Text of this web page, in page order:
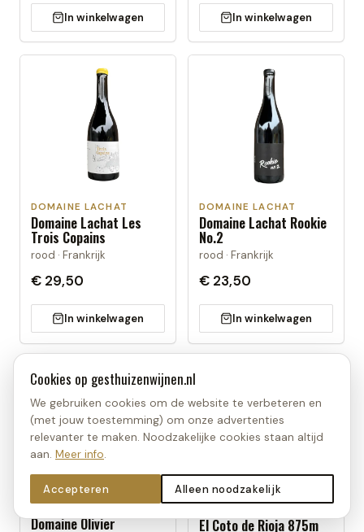
In winkelwagen In winkelwagen
DOMAINE LACHAT
Domaine Lachat Les
Trois Copains
rood · Frankrijk
€ 29,50
In winkelwagen
DOMAINE LACHAT
Domaine Lachat Rookie
No.2
rood · Frankrijk
€ 23,50
In winkelwagen
Domaine Olivier El Coto de Rioja 875m
Cookies op gesthuizenwijnen.nl
We gebruiken cookies om de website te verbeteren en
(met jouw toestemming) om onze advertenties
relevanter te maken. Noodzakelijke cookies staan altijd
aan. Meer info.
Accepteren Alleen noodzakelijk